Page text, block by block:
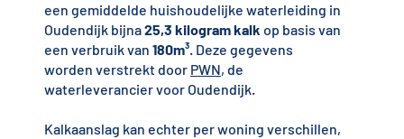
een gemiddelde huishoudelijke waterleiding in
Oudendijk bijna25,3 kilogram kalk op basis van
een verbruik van 180m³. Deze gegevens
worden verstrekt door PWN, de
waterleverancier voor Oudendijk.
Kalkaanslag kan echter per woning verschillen,